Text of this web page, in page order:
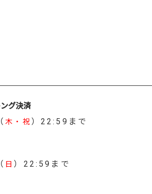
グ決済
木・祝 ）22:59まで
日 ）22:59まで